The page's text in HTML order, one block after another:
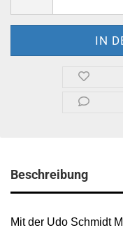
Beschreibung
Mit der Udo Schmidt